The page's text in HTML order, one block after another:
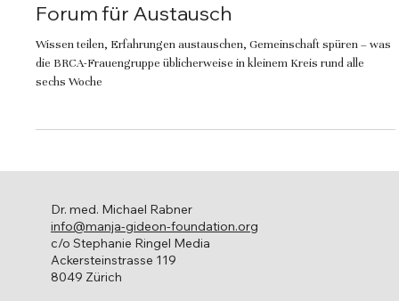
Forum für Austausch
Wissen teilen, Erfahrungen austauschen, Gemeinschaft spüren – was
die BRCA-Frauengruppe üblicherweise in kleinem Kreis rund alle
sechs Woche
Dr. med. Michael Rabner
info@manja-gideon-foundation.org
c/o Stephanie Ringel Media
Ackersteinstrasse 119
8049 Zürich